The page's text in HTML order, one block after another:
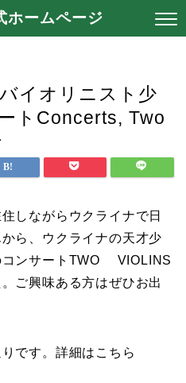
ホームページ
イオリニスト少
トConcerts, Two
しながらウクライナで日
ら、ウクライナの天才少
コンサートTWO VIOLINS
ご興味ある方はぜひお出
です。詳細はこちら